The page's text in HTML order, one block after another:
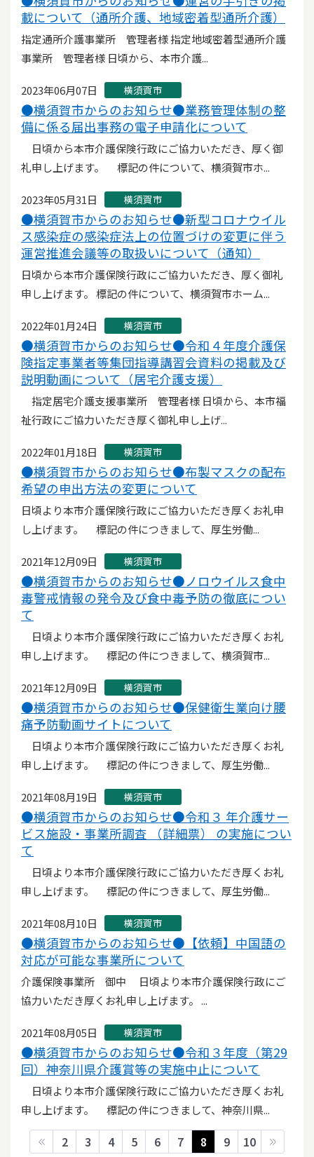
載について（通所介護、地域密着型通所介護）
指定通所介護事業所 管理者様 指定地域密着型通所介護
事業所 管理者様 日頃から、本市介護...
2023年06月07日 横須賀市
●横須賀市からのお知らせ●業務管理体制の整
備に係る届出事務の電子申請化について
日頃から本市介護保険行政にご協力いただき、厚く御
礼申し上げます。 標記の件について、横須賀市ホ...
2023年05月31日 横須賀市
●横須賀市からのお知らせ●新型コロナウイル
ス感染症の感染症法上の位置づけの変更に伴う
運営推進会議等の取扱いについて（通知）
日頃から本市介護保険行政にご協力いただき、厚く御礼
申し上げます。 標記の件について、横須賀市ホーム...
2022年01月24日 横須賀市
●横須賀市からのお知らせ●令和４年度介護保
険指定事業者等集団指導講習会資料の掲載及び
説明動画について（居宅介護支援）
指定居宅介護支援事業所 管理者様 日頃から、本市福
祉行政にご協力いただき厚く御礼申し上げ...
2022年01月18日 横須賀市
●横須賀市からのお知らせ●布製マスクの配布
希望の申出方法の変更について
日頃より本市介護保険行政にご協力いただき厚くお礼申
し上げます。 標記の件につきまして、厚生労働...
2021年12月09日 横須賀市
●横須賀市からのお知らせ●ノロウイルス食中
毒警戒情報の発令及び食中毒予防の徹底につい
て
日頃より本市介護保険行政にご協力いただき厚くお礼
申し上げます。 標記の件につきまして、横須賀市...
2021年12月09日 横須賀市
●横須賀市からのお知らせ●保健衛生業向け腰
痛予防動画サイトについて
日頃より本市介護保険行政にご協力いただき厚くお礼
申し上げます。 標記の件につきまして、厚生労働...
2021年08月19日 横須賀市
●横須賀市からのお知らせ●令和３ 年介護サー
ビス施設・事業所調査 （詳細票） の実施につい
て
日頃より本市介護保険行政にご協力いただき厚くお礼
申し上げます。 標記の件につきまして、厚生労働...
2021年08月10日 横須賀市
●横須賀市からのお知らせ●【依頼】中国語の
対応が可能な事業所について
介護保険事業所 御中 日頃より本市介護保険行政にご
協力いただき厚くお礼申し上げます。 ...
2021年08月05日 横須賀市
●横須賀市からのお知らせ●令和３年度（第29
回）神奈川県介護賞等の実施中止について
日頃より本市介護保険行政にご協力いただき厚くお礼
申し上げます。 標記の件につきまして、神奈川県...
2 3 4 5 6 7 8 9 10